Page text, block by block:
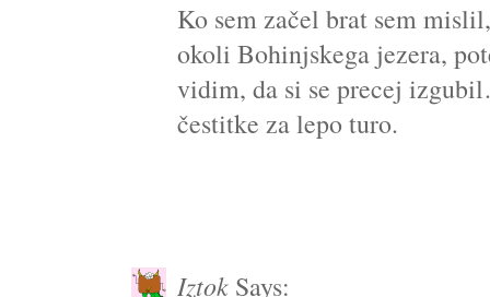
Ko sem začel brat sem
okoli Bohinjskega jezera,
vidim, da si se precej
čestitke za lepo turo.
Iztok Says: